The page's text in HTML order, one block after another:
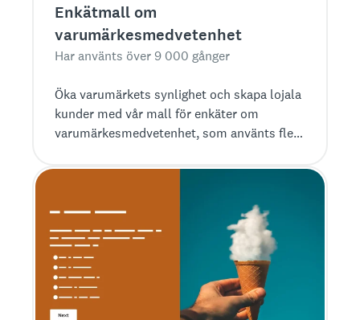
Enkätmall om
varumärkesmedvetenhet
Har använts över 9 000 gånger
Öka varumärkets synlighet och skapa lojala
kunder med vår mall för enkäter om
varumärkesmedvetenhet, som använts fler